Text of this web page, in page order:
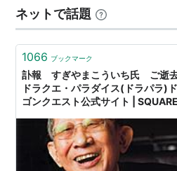
いですが、せめて今回は鳥山明
インをされたドラゴンクエスト
いと思います。 さて皆さ…
ネットで話題
1066 ブックマーク
訃報 すぎやまこういち氏 ご逝去
ドラクエ・パラダイス(ドラパラ)
ゴンクエスト公式サイト | SQUARE